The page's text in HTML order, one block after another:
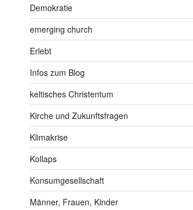
Demokratie
emerging church
Erlebt
Infos zum Blog
keltisches Christentum
Kirche und Zukunftsfragen
Klimakrise
Kollaps
Konsumgesellschaft
Männer, Frauen, Kinder